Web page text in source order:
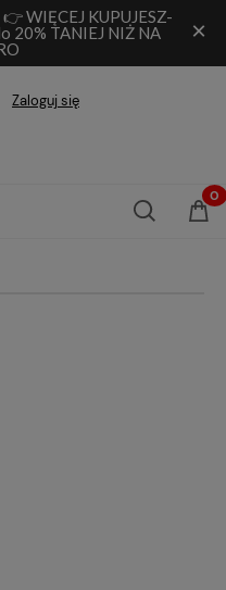
WIĘCEJ KUPUJESZ-
20% TANIEJ NIŻ NA
×
Zaloguj się